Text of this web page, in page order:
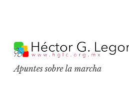
k
p
Apuntes sobre la marcha